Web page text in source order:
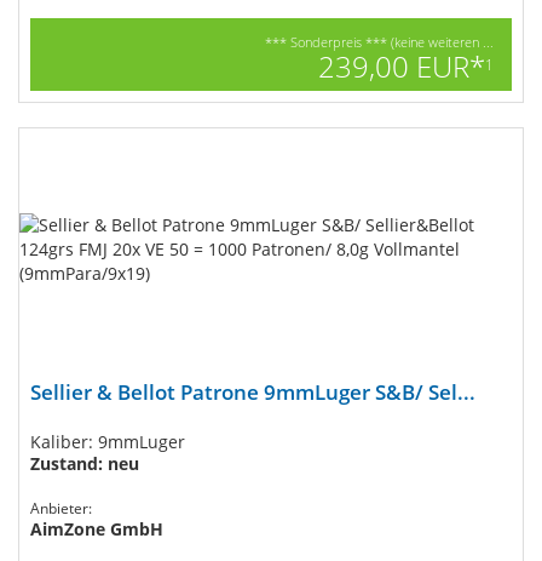
*** Sonderpreis *** (keine weiteren ...
239,00 EUR*1
Sellier & Bellot Patrone 9mmLuger S&B/ Sel...
Kaliber: 9mmLuger
Zustand: neu
Anbieter:
AimZone GmbH